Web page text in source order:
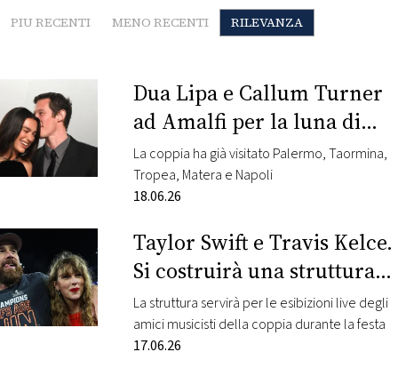
WEB
RADIO
PLAYLIST
NEWS
EVENTI
PIU RECENTI MENO RECENTI RILEVANZA
Dua Lipa e Callum Turner
ad Amalfi per la luna di
miele: tutte le foto
La coppia ha già visitato Palermo, Taormina,
Tropea, Matera e Napoli
18.06.26
Taylor Swift e Travis Kelce.
Si costruirà una struttura
enorme al Madison Square
Garden per le nozze
La struttura servirà per le esibizioni live degli
amici musicisti della coppia durante la festa
17.06.26